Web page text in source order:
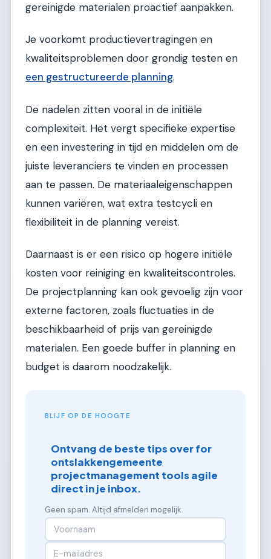
gereinigde materialen proactief aanpakken.
Je voorkomt productievertragingen en
kwaliteitsproblemen door grondig testen en
een gestructureerde planning.
De nadelen zitten vooral in de initiële
complexiteit. Het vergt specifieke expertise
en een investering in tijd en middelen om de
juiste leveranciers te vinden en processen
aan te passen. De materiaaleigenschappen
kunnen variëren, wat extra testcycli en
flexibiliteit in de planning vereist.
Daarnaast is er een risico op hogere initiële
kosten voor reiniging en kwaliteitscontroles.
De projectplanning kan ook gevoelig zijn voor
externe factoren, zoals fluctuaties in de
beschikbaarheid of prijs van gereinigde
materialen. Een goede buffer in planning en
budget is daarom noodzakelijk.
BLIJF OP DE HOOGTE
Ontvang de beste tips over for
ontslakkengemeente
projectmanagement tools agile
direct in je inbox.
Geen spam. Altijd afmelden mogelijk.